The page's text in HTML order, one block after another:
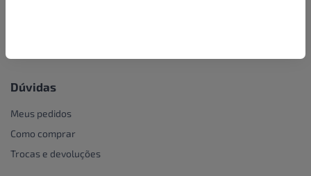
Dúvidas
Meus pedidos
Como comprar
Trocas e devoluções